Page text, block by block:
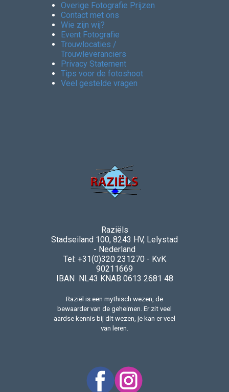
Overige Fotografie Prijzen
Contact met ons
Wie zijn wij?
Event Fotografie
Trouwlocaties /
Trouwleveranciers
Privacy Statement
Tips voor de fotoshoot
Veel gestelde vragen
Raziëls
Stadseiland 100, 8243 HV, Lelystad
- Nederland
Tel: +31(0)320 231270 - KvK
90211669
IBAN NL43 KNAB 0613 2681 48
Raziël is een mythisch wezen, de
bewaarder van de geheimen. Er zit veel
aardse kennis bij dit wezen, je kan er veel
van leren.